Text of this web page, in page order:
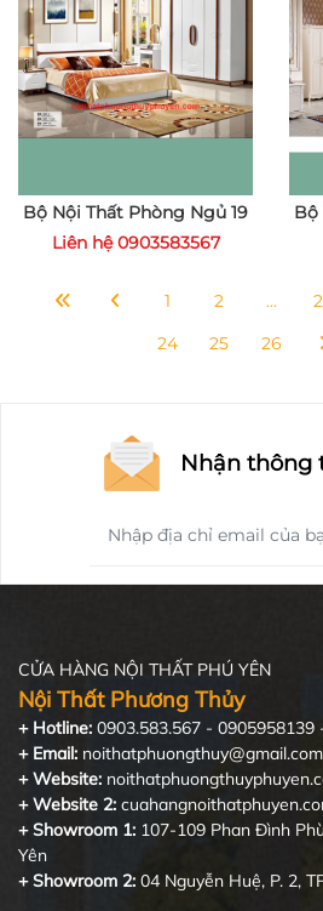
Bộ Nội Thất Phòng Ngủ 19
Liên hệ 0903583567
Bộ
1 2 ...
24
25 26
Nhận thông
CỬA HÀNG NỘI THẤT PHÚ YÊN
Nội Thất Phương Thủy
+ Hotline: 0903.583.567 - 0905958139
+ Email: noithatphuongthuy@gmail.com
+ Website:
+ Website 2:
+ Showroom 1: 107-109 Phan Đình
Yên
+ Showroom 2: 04 Nguyễn Huệ, P. 2,